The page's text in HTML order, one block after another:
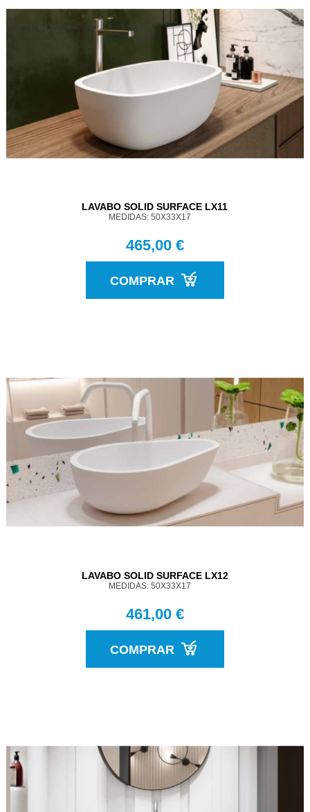
LAVABO SOLID SURFACE LX11
MEDIDAS: 50X33X17
465,00 €
COMPRAR
LAVABO SOLID SURFACE LX12
MEDIDAS: 50X33X17
461,00 €
COMPRAR